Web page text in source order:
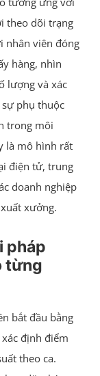
theo dõi trạng
nhân viên đóng
hàng, nhìn
lượng và xác
phụ thuộc
trong môi
là mô hình rất
điện tử, trung
doanh nghiệp
xưởng.
pháp
từng
bắt đầu bằng
định điểm
theo ca.